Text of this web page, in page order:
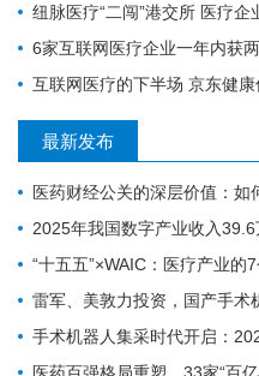
纽脉医疗“二闯”港交所 医疗企
6家互联网医疗企业一年内获两
互联网医疗的下半场 京东健康
最新发布
医药财经公关的深层价值：如何帮助企业完
2025年我国数字产业收入
“十五五”×WAIC：医疗产业的
雷军、美敦力投资，国产手术
手术机器人集采时代开启：2026下
医药百强格局重塑，33家“百